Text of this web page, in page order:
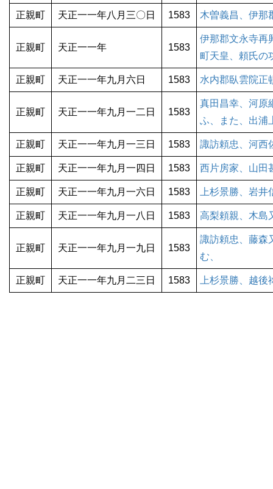
正親町 天正一一年八月三〇日 1583 木曽義昌、伊那
正親町 天正一一年 1583
伊那郡文永寺再
町天皇、頼氏
正親町 天正一一年九月六日 1583 水内郡臥雲院正
正親町 天正一一年九月一二日 1583
真田昌幸、河原
ふ、また、出浦
正親町 天正一一年九月一三日 1583 諏訪頼忠、河西
正親町 天正一一年九月一四日 1583 西片房家、山田
正親町 天正一一年九月一六日 1583 上杉景勝、岩井
正親町 天正一一年九月一八日 1583 高梨頼親、木島
正親町 天正一一年九月一九日 1583
諏訪頼忠、藤森
む、
正親町 天正一一年九月二三日 1583 上杉景勝、越後